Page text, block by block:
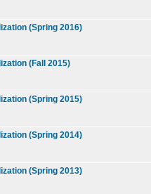
(Spring 2016)
(Fall 2015)
(Spring 2015)
(Spring 2014)
(Spring 2013)